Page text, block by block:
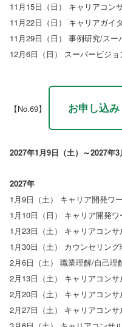
11月15日（日） キャリアコン
11月22日（日） キャリアガイ
11月29日（日） 事例研究/スー
12月6日（日） スーパービジョ
【No.69】 お申し込み
2027年1月9日（土）～2027年3
2027年
1月9日（土） キャリア開発ワ
1月10日（日） キャリア開発ワ
1月23日（土） キャリアコン
1月30日（土） カウンセリング
2月6日（土） 職業理解/自己理
2月13日（土） キャリアコンサ
2月20日（土） キャリアコン
2月27日（土） キャリアコン